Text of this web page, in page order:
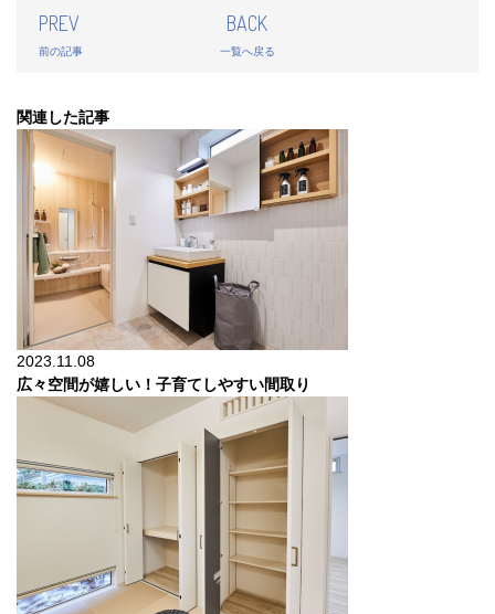
PREV
前の記事
BACK
一覧へ戻る
関連した記事
2023.11.08
広々空間が嬉しい！子育てしやすい間取り